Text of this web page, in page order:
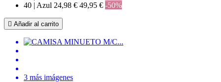
40 | Azul 24,98 € 49,95 € -50%
 Añadir al carrito
3 más imágenes